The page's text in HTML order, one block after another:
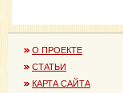
О ПРОЕКТЕ
СТАТЬИ
КАРТА САЙТА